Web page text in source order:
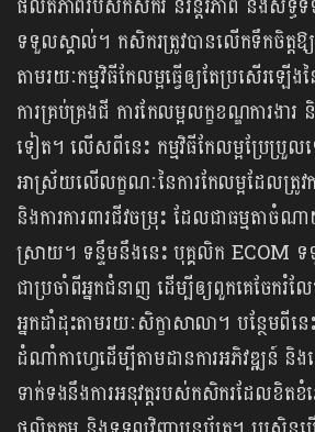
ទទួលស្គាល់។ កសិករត្រូវបានលើកទឹកចិត្តឱ្យ
តាមរយៈកម្មវិធីកែលម្អធ្វើឲ្យតែប្រសើរឡើ
ការគ្រប់គ្រងជី ការកែលម្អលក្ខខណ្ឌការងារ
ទៀត។ លើសពីនេះ កម្មវិធីកែលម្អប្រែប្រួ
អាស្រ័យលើលក្ខណៈនៃការកែលម្អដែលត្រូវក
និងការការពារជីវចម្រុះ ដែលជាធម្មតាចំ
ស្រាយ។ ទន្ទឹមនឹងនេះ បុគ្គលិក ECOM
ជាប្រចាំពីអ្នកជំនាញ ដើម្បីឲ្យពួកគេចែករំ
អ្នកដាំដុះតាមរយៈសិក្ខាសាលា។ បន្ថែមពីន
ដំណាំកាហ្វេដើម្បីតាមដានការអភិវឌ្ឍន៍ និ
ទាក់ទងនឹងការអនុវត្តរបស់កសិករដែលខិត